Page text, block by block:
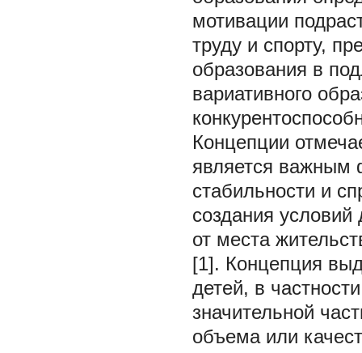
мотивации
труду и спорту,
образования в
вариативного
Концепции
является важным
стабильности и
создания
от места
[1]. Концепция
детей, в
значительной
объема или